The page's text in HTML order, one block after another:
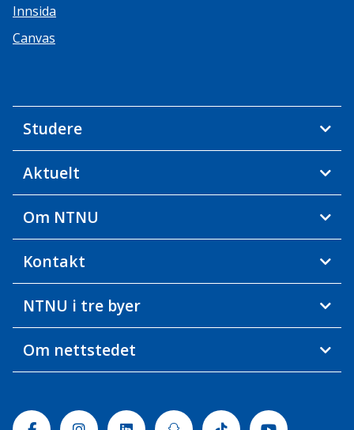
Innsida
Canvas
Studere
Aktuelt
Om NTNU
Kontakt
NTNU i tre byer
Om nettstedet